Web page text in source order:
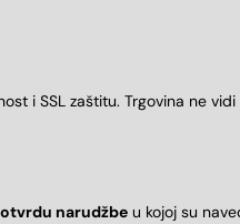
i SSL zaštitu. Trgovina ne
narudžbe u kojoj su